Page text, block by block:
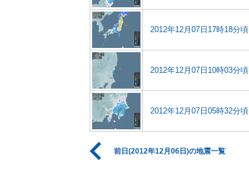
2012年12月07日17時18分頃
2012年12月07日10時03分頃
2012年12月07日05時32分頃
前日(2012年12月06日)の地震一覧